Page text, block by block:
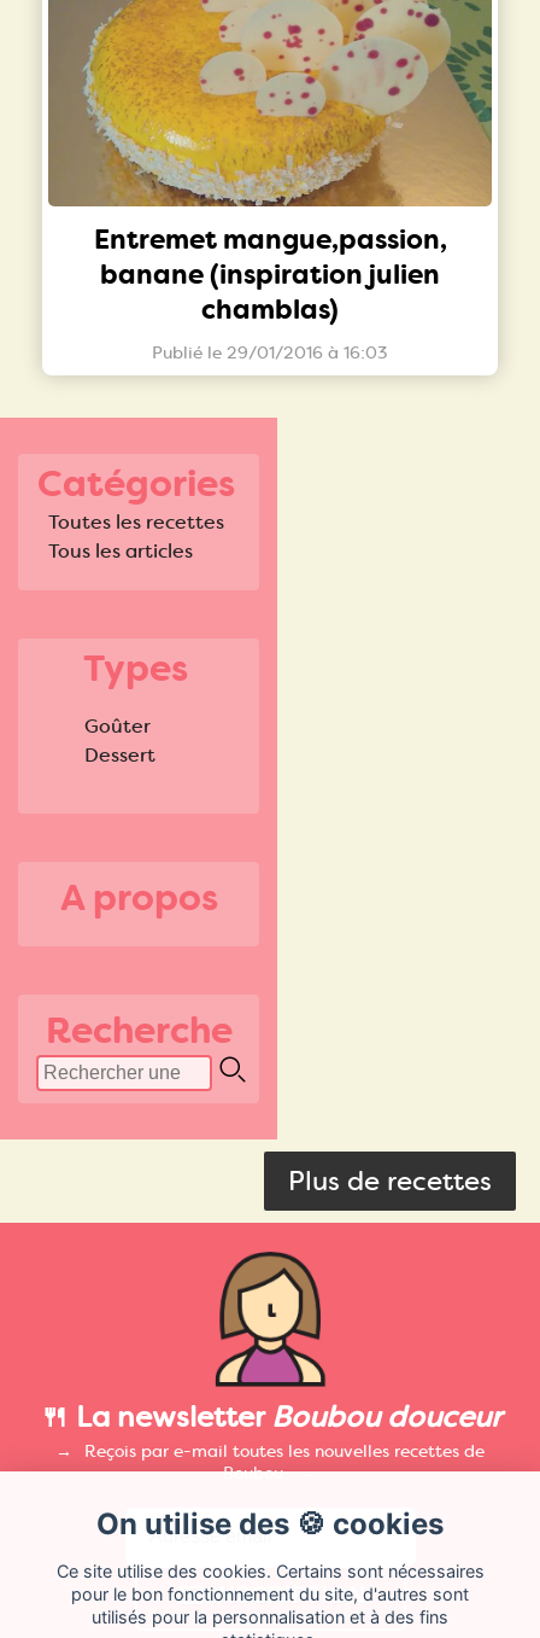
Catégories
Toutes les recettes
Tous les articles
Types
Goûter
Dessert
A propos
Recherche
Entremet mangue,passion,
banane (inspiration julien
chamblas)
Publié le 29/01/2016 à 16:03
Plus de recettes
On utilise des 🍪 cookies
Ce site utilise des cookies. Certains sont nécessaires
pour le bon fonctionnement du site, d'autres sont
utilisés pour la personnalisation et à des fins
🍴 La newsletterBoubou douceur
Reçois par e-mail toutes les nouvelles recettes de
Boubou.